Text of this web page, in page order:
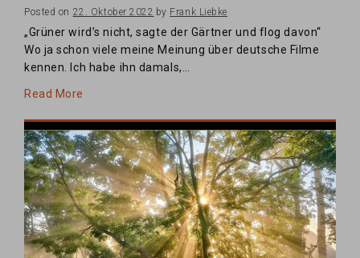
Posted on 22. Oktober 2022 by Frank Liebke
„Grüner wird’s nicht, sagte der Gärtner und flog davon“
Wo ja schon viele meine Meinung über deutsche Filme
kennen. Ich habe ihn damals,…
Read More